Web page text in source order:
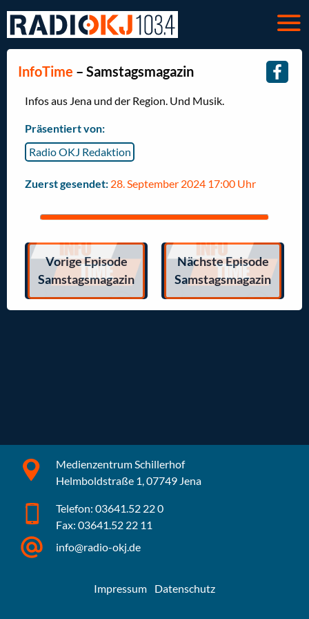
InfoTime – Samstagsmagazin
Infos aus Jena und der Region. Und Musik.
Präsentiert von:
Radio OKJ Redaktion
Zuerst gesendet: 28. September 2024 17:00 Uhr
Vorige Episode
Samstagsmagazin
Nächste Episode
Samstagsmagazin
Medienzentrum Schillerhof
Helmboldstraße 1, 07749 Jena
Telefon: 03641.52 22 0
Fax: 03641.52 22 11
info@radio-okj.de
Impressum Datenschutz